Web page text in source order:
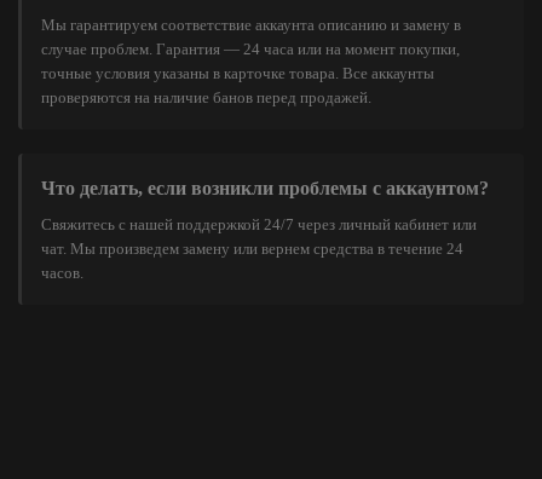
Мы гарантируем соответствие аккаунта описанию и замену в
случае проблем. Гарантия — 24 часа или на момент покупки,
точные условия указаны в карточке товара. Все аккаунты
проверяются на наличие банов перед продажей.
Что делать, если возникли проблемы с аккаунтом?
Свяжитесь с нашей поддержкой 24/7 через личный кабинет или
чат. Мы произведем замену или вернем средства в течение 24
часов.